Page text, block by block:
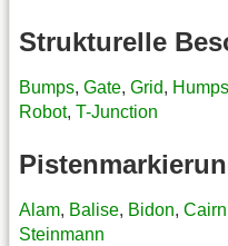
Strukturelle
Bumps, Gate, Grid, Humps
Robot, T-Junction
Alam, Balise, Bidon, Cairn
Steinmann